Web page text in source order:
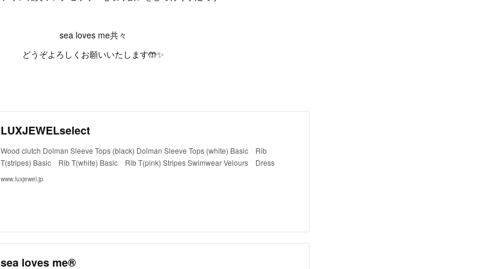
sea loves me共々
どうぞよろしくお願いいたします🤲✨
LUXJEWELselect
Wood clutch Dolman Sleeve Tops (black) Dolman Sleeve Tops (white) Basic Rib
T(stripes) Basic Rib T(white) Basic Rib T(pink) Stripes Swimwear Velours Dress
www.luxjewel.jp
sea loves me®